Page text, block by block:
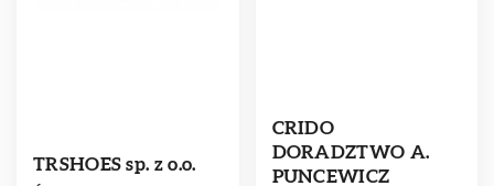
TRSHOES sp. z o.o.
CRIDO
DORADZTWO A.
PUNCEWICZ